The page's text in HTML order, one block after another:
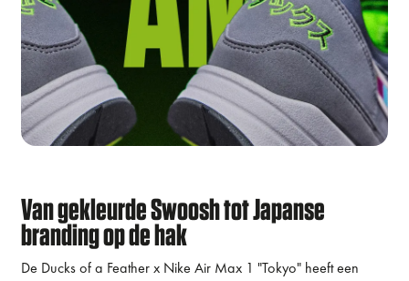
Van gekleurde Swoosh tot Japanse
branding op de hak
De Ducks of a Feather x Nike Air Max 1 "Tokyo" heeft een